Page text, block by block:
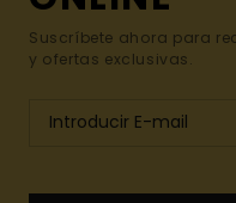
Suscríbete ahora para
y ofertas exclusivas.